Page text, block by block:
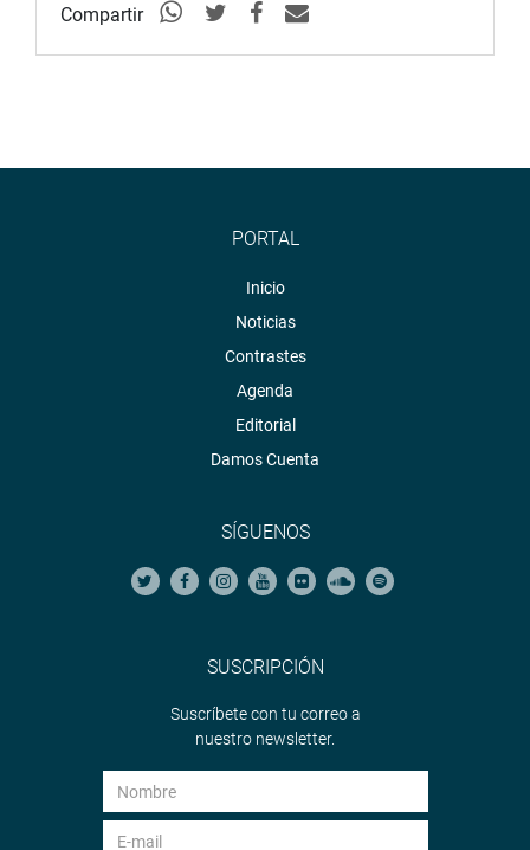
Compartir
PORTAL
Inicio
Noticias
Contrastes
Agenda
Editorial
Damos Cuenta
SÍGUENOS
SUSCRIPCIÓN
Suscríbete con tu correo a
nuestro newsletter.